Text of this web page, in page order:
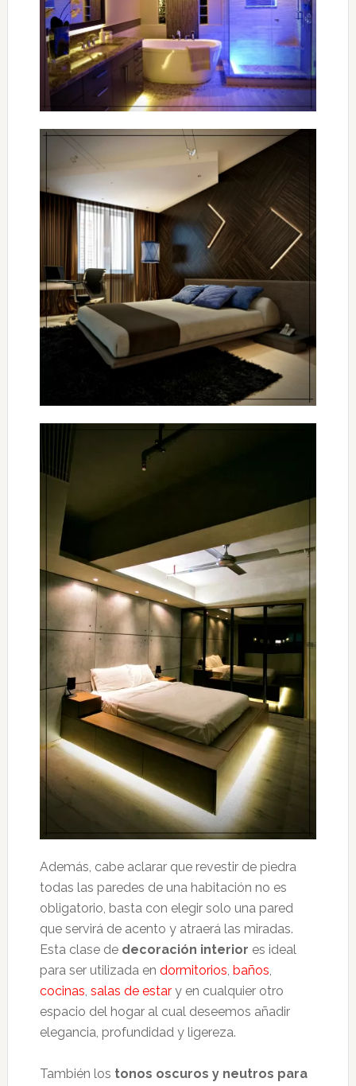
Además, cabe aclarar que revestir de piedra
todas las paredes de una habitación no es
obligatorio, basta con elegir solo una pared
que servirá de acento y atraerá las miradas.
Esta clase de decoración interior es ideal
para ser utilizada en dormitorios, baños,
cocinas, salas de estary en cualquier otro
espacio del hogar al cual deseemos añadir
elegancia, profundidad y ligereza.
También los tonos oscuros y neutros para